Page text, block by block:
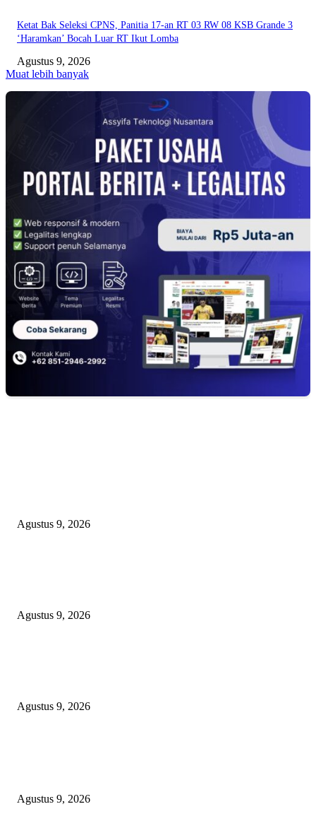
Ketat Bak Seleksi CPNS, Panitia 17-an RT 03 RW 08 KSB Grande 3
‘Haramkan’ Bocah Luar RT Ikut Lomba
Agustus 9, 2026
Muat lebih banyak
Agustus 9, 2026
Agustus 9, 2026
Agustus 9, 2026
Agustus 9, 2026